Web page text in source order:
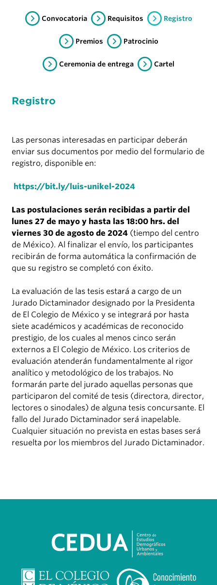
Convocatoria Requisitos Registro
Premios Patrocinio
Ceremonia de entrega Cartel
Registro
Las personas interesadas en participar deberán
enviar sus documentos por medio del formulario de
registro, disponible en:
https://bit.ly/luis-unikel-2024
Las postulaciones serán recibidas a partir del
lunes 27 de mayo y hasta las 18:00 hrs. del
viernes 30 de agosto de 2024 (tiempo del centro
de México). Al finalizar el envío, los participantes
recibirán de forma automática la confirmación de
que su registro se completó con éxito.
La evaluación de las tesis estará a cargo de un
Jurado Dictaminador designado por la Presidenta
de El Colegio de México y se integrará por hasta
siete académicos y académicas de reconocido
prestigio, de los cuales al menos cinco serán
externos a El Colegio de México. Los criterios de
evaluación atenderán fundamentalmente al rigor
analítico y metodológico de los trabajos. No
formarán parte del jurado aquellas personas que
participaron del comité de tesis (directora, director,
lectores o sinodales) de alguna tesis concursante. El
fallo del Jurado Dictaminador será inapelable.
Cualquier situación no prevista en estas bases será
resuelta por los miembros del Jurado Dictaminador.